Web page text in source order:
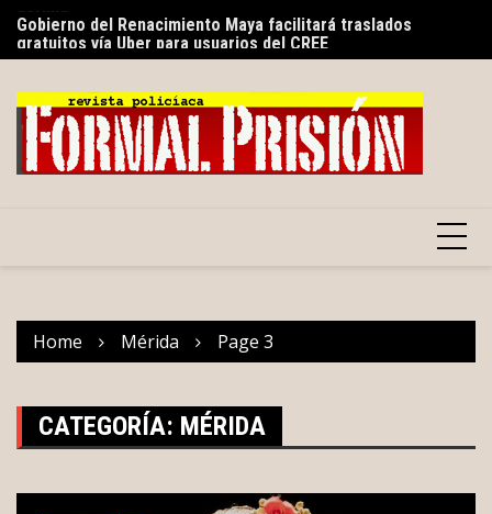
Skip
content
Gobierno del Renacimiento Maya facilitará traslados
gratuitos vía Uber para usuarios del CREE
Home Mérida Page 3
CATEGORÍA: MÉRIDA